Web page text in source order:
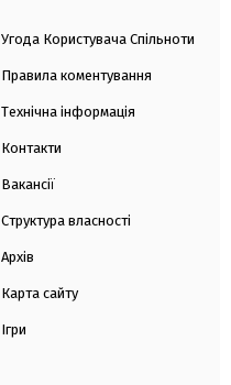
Угода Користувача Спільноти
Правила коментування
Технічна інформація
Контакти
Вакансії
Структура власності
Архів
Карта сайту
Ігри